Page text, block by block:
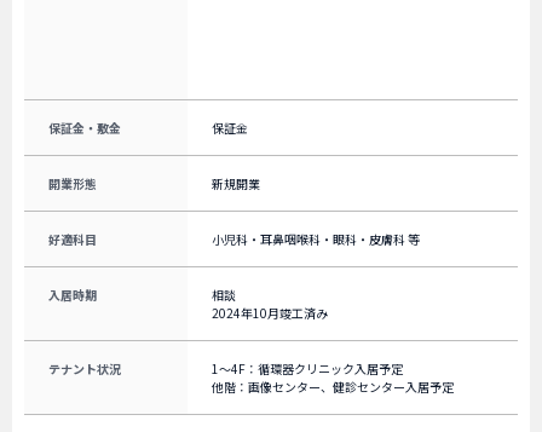
保証金・敷金 保証金
開業形態 新規開業
好適科目 小児科・耳鼻咽喉科・眼科・皮膚科 等
入居時期
相談
2024年10月竣工済み
テナント状況
1～4F：循環器クリニック入居予定
他階：画像センター、健診センター入居予定